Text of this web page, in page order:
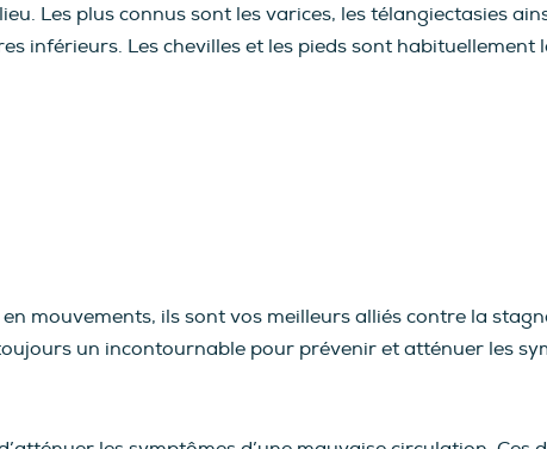
Les plus connus sont les varices, les télangiectasies
inférieurs. Les chevilles et les pieds sont habituellement
mouvements, ils sont vos meilleurs alliés contre la
un incontournable pour prévenir et atténuer les